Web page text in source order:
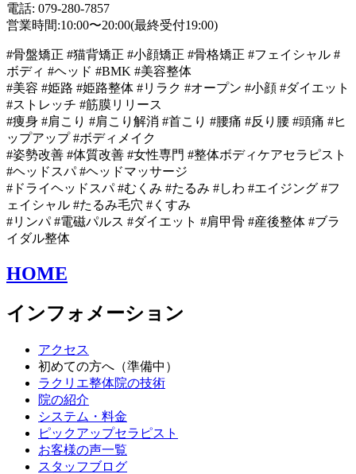
電話: 079-280-7857
営業時間:10:00〜20:00(最終受付19:00)
#骨盤矯正 #猫背矯正 #小顔矯正 #骨格矯正 #フェイシャル #
ボディ #ヘッド #BMK #美容整体
#美容 #姫路 #姫路整体 #リラク #オープン #小顔 #ダイエット
#ストレッチ #筋膜リリース
#痩身 #肩こり #肩こり解消 #首こり #腰痛 #反り腰 #頭痛 #ヒ
ップアップ #ボディメイク
#姿勢改善 #体質改善 #女性専門 #整体ボディケアセラピスト
#ヘッドスパ #ヘッドマッサージ
#ドライヘッドスパ #むくみ #たるみ #しわ #エイジング #フ
ェイシャル #たるみ毛穴 #くすみ
#リンパ #電磁パルス #ダイエット #肩甲骨 #産後整体 #ブラ
イダル整体
HOME
インフォメーション
アクセス
初めての方へ（準備中）
ラクリエ整体院の技術
院の紹介
システム・料金
ピックアップセラピスト
お客様の声一覧
スタッフブログ